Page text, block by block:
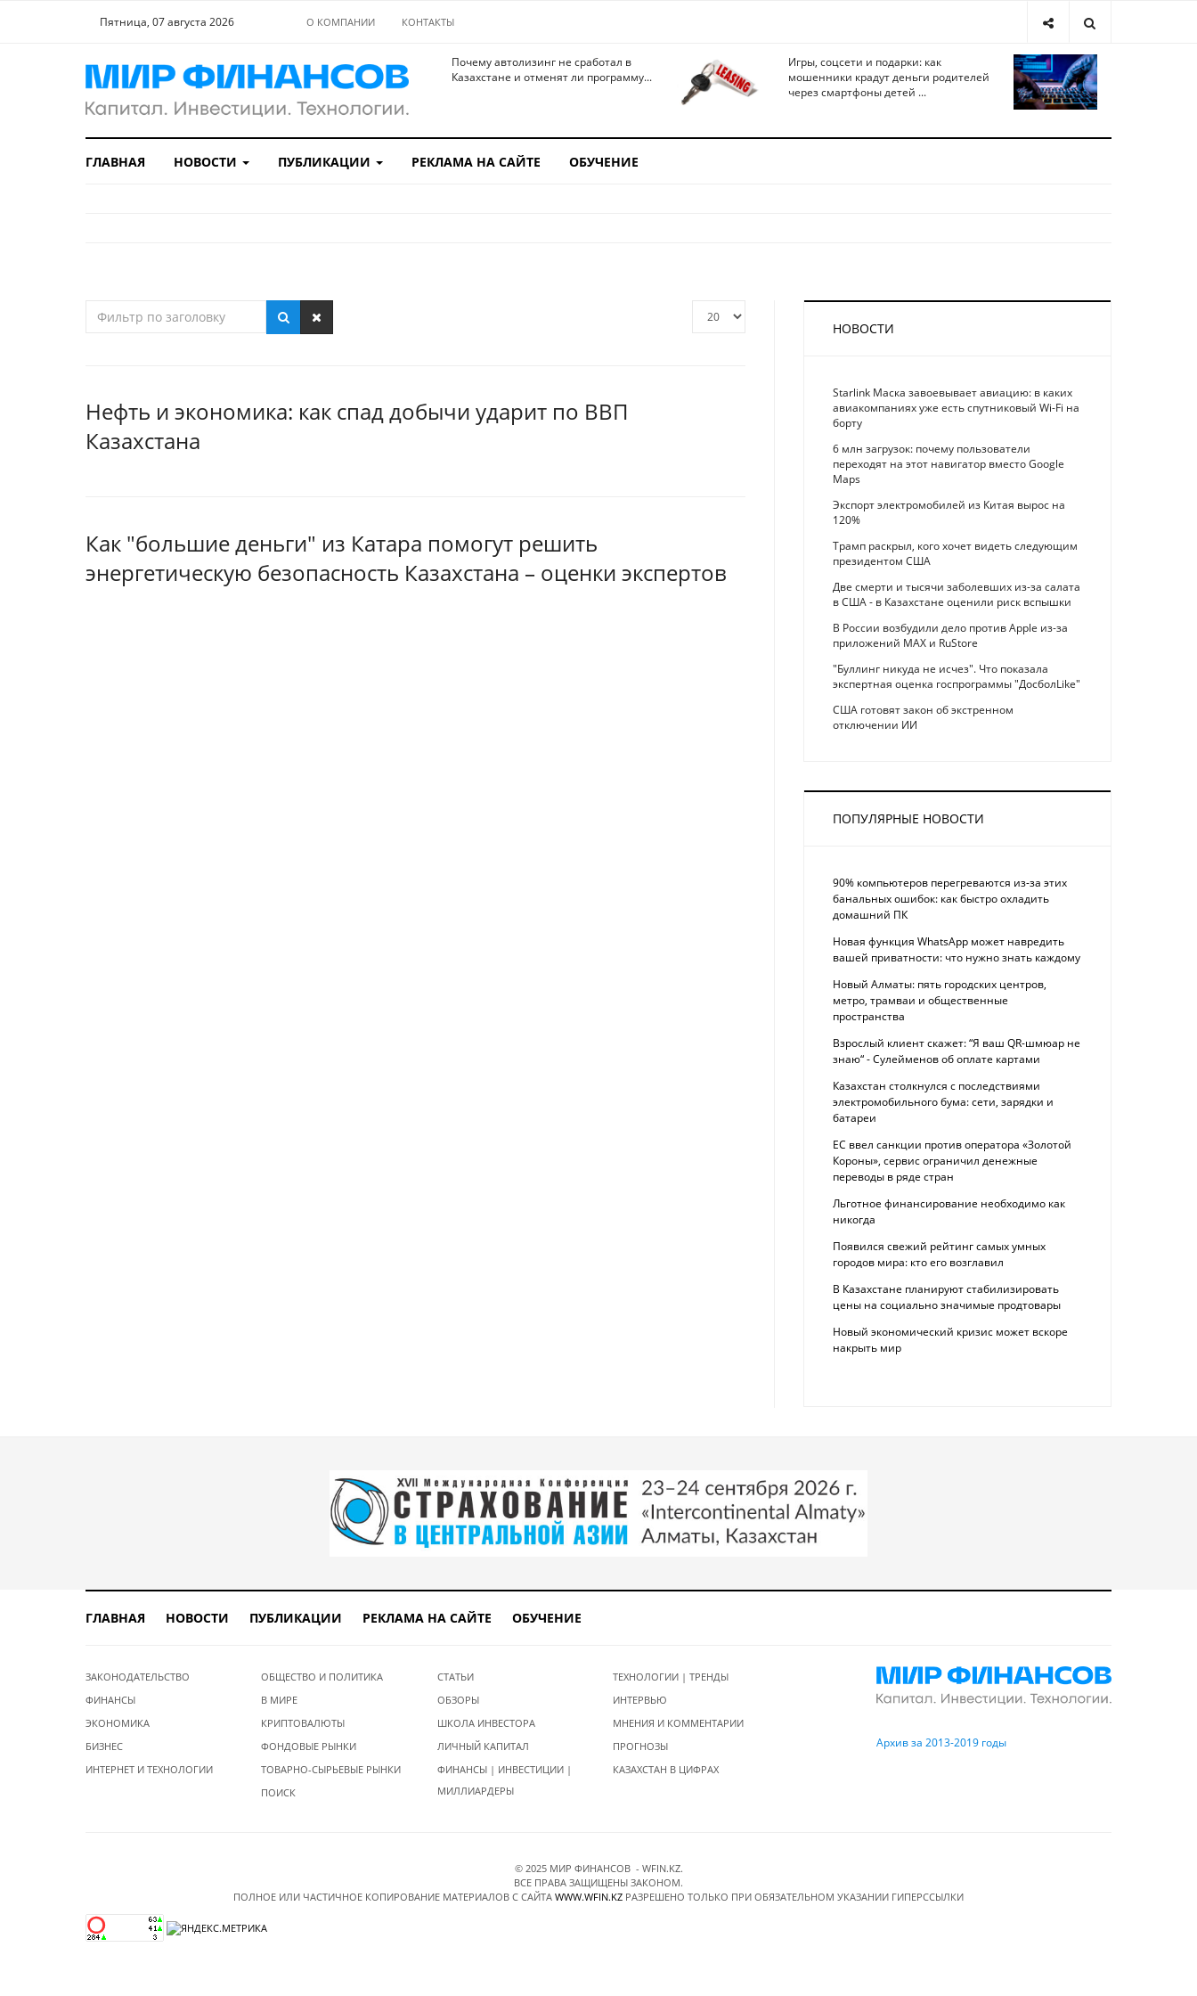
Пятница, 07 августа 2026 О КОМПАНИИ КОНТАКТЫ
Почему автолизинг не сработал в
Казахстане и отменят ли программу...
Игры, соцсети и подарки: как
мошенники крадут деньги родителей
через смартфоны детей ...
ГЛАВНАЯ НОВОСТИ ПУБЛИКАЦИИ РЕКЛАМА НА САЙТЕ ОБУЧЕНИЕ
Нефть и экономика: как спад добычи ударит по ВВП
Казахстана
Как "большие деньги" из Катара помогут решить
энергетическую безопасность Казахстана – оценки экспертов
НОВОСТИ
Starlink Маска завоевывает авиацию: в каких
авиакомпаниях уже есть спутниковый Wi-Fi на
борту
6 млн загрузок: почему пользователи
переходят на этот навигатор вместо Google
Maps
Экспорт электромобилей из Китая вырос на
120%
Трамп раскрыл, кого хочет видеть следующим
президентом США
Две смерти и тысячи заболевших из-за салата
в США - в Казахстане оценили риск вспышки
В России возбудили дело против Apple из-за
приложений MAX и RuStore
"Буллинг никуда не исчез". Что показала
экспертная оценка госпрограммы "ДосболLike"
США готовят закон об экстренном
отключении ИИ
ПОПУЛЯРНЫЕ НОВОСТИ
90% компьютеров перегреваются из-за этих
банальных ошибок: как быстро охладить
домашний ПК
Новая функция WhatsApp может навредить
вашей приватности: что нужно знать каждому
Новый Алматы: пять городских центров,
метро, трамваи и общественные
пространства
Взрослый клиент скажет: “Я ваш QR-шмюар не
знаю“ - Сулейменов об оплате картами
Казахстан столкнулся с последствиями
электромобильного бума: сети, зарядки и
батареи
ЕС ввел санкции против оператора «Золотой
Короны», сервис ограничил денежные
переводы в ряде стран
Льготное финансирование необходимо как
никогда
Появился свежий рейтинг самых умных
городов мира: кто его возглавил
В Казахстане планируют стабилизировать
цены на социально значимые продтовары
Новый экономический кризис может вскоре
накрыть мир
ГЛАВНАЯ НОВОСТИ ПУБЛИКАЦИИ РЕКЛАМА НА САЙТЕ ОБУЧЕНИЕ
ЗАКОНОДАТЕЛЬСТВО
ФИНАНСЫ
ЭКОНОМИКА
БИЗНЕС
ИНТЕРНЕТ И ТЕХНОЛОГИИ
ОБЩЕСТВО И ПОЛИТИКА
В МИРЕ
КРИПТОВАЛЮТЫ
ФОНДОВЫЕ РЫНКИ
ТОВАРНО-СЫРЬЕВЫЕ РЫНКИ
ПОИСК
СТАТЬИ
ОБЗОРЫ
ШКОЛА ИНВЕСТОРА
ЛИЧНЫЙ КАПИТАЛ
ФИНАНСЫ | ИНВЕСТИЦИИ |
МИЛЛИАРДЕРЫ
ТЕХНОЛОГИИ | ТРЕНДЫ
ИНТЕРВЬЮ
МНЕНИЯ И КОММЕНТАРИИ
ПРОГНОЗЫ
КАЗАХСТАН В ЦИФРАХ
Архив за 2013-2019 годы
© 2025 МИР ФИНАНСОВ - WFIN.KZ.
ВСЕ ПРАВА ЗАЩИЩЕНЫ ЗАКОНОМ.
ПОЛНОЕ ИЛИ ЧАСТИЧНОЕ КОПИРОВАНИЕ МАТЕРИАЛОВ C САЙТА WWW.WFIN.KZ РАЗРЕШЕНО ТОЛЬКО ПРИ ОБЯЗАТЕЛЬНОМ УКАЗАНИИ ГИПЕРССЫЛКИ